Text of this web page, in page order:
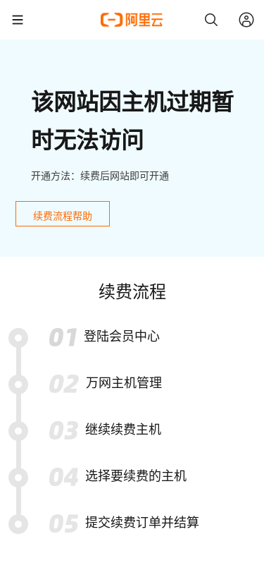
该网站因主机过期暂
时无法访问
开通方法：续费后网站即可开通
续费流程帮助
续费流程
登陆会员中心
万网主机管理
继续续费主机
选择要续费的主机
提交续费订单并结算